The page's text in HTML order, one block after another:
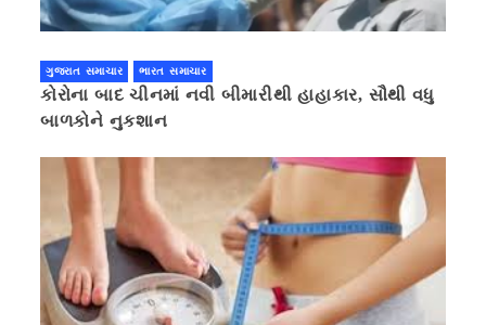
ગુજરાત સમાચાર ભારત સમાચાર
કોરોના બાદ ચીનમાં નવી બીમારીથી હાહાકાર, સૌથી વધુ
બાળકોને નુકશાન